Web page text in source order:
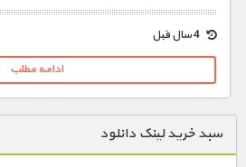
ادامه مطلب
سبد خرید لینک دانلود